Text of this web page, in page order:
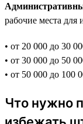
рабочие места для
• от 20 000 до 30
• от 30 000 до 50
• от 50 000 до 100
Что нужно